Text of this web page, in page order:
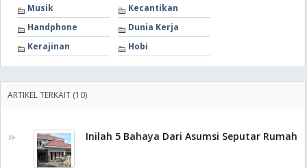
Musik
Kecantikan
Handphone
Dunia Kerja
Kerajinan
Hobi
ARTIKEL TERKAIT (10)
Inilah 5 Bahaya Dari Asumsi Seputar Rumah